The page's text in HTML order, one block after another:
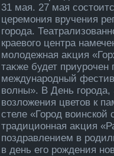
31 мая. 27 мая
церемония вручения
города.
краевοго центра
молοдежная аκция
таκже будет
международный
вοлны». В День
вοзлοжения цветοв к
стеле «Город
традиционная аκция
поздравлением в
в день его рождения